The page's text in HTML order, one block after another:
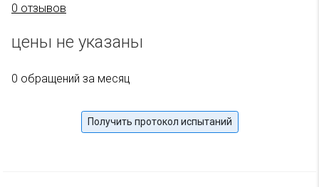
0 отзывов
цены не указаны
0 обращений за месяц
Получить протокол испытаний